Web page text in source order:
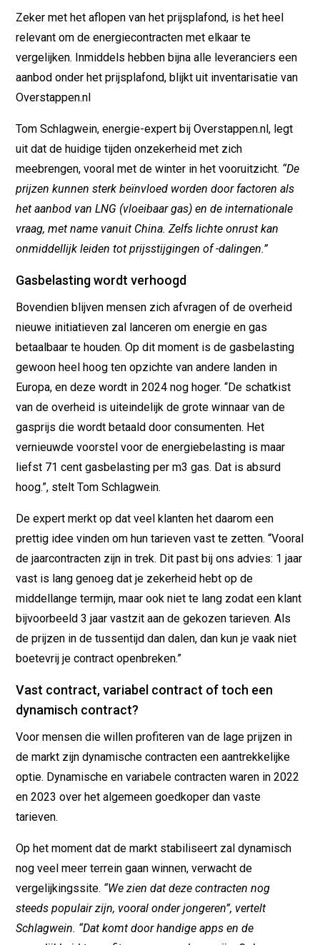
Zeker met het aflopen van het prijsplafond, is het heel
relevant om de energiecontracten met elkaar te
vergelijken. Inmiddels hebben bijna alle leveranciers een
aanbod onder het prijsplafond, blijkt uit inventarisatie van
Overstappen.nl
Tom Schlagwein, energie-expert bij Overstappen.nl, legt
uit dat de huidige tijden onzekerheid met zich
meebrengen, vooral met de winter in het vooruitzicht. “De
prijzen kunnen sterk beïnvloed worden door factoren als
het aanbod van LNG (vloeibaar gas) en de internationale
vraag, met name vanuit China. Zelfs lichte onrust kan
onmiddellijk leiden tot prijsstijgingen of -dalingen.”
Gasbelasting wordt verhoogd
Bovendien blijven mensen zich afvragen of de overheid
nieuwe initiatieven zal lanceren om energie en gas
betaalbaar te houden. Op dit moment is de gasbelasting
gewoon heel hoog ten opzichte van andere landen in
Europa, en deze wordt in 2024 nog hoger. “De schatkist
van de overheid is uiteindelijk de grote winnaar van de
gasprijs die wordt betaald door consumenten. Het
vernieuwde voorstel voor de energiebelasting is maar
liefst 71 cent gasbelasting per m3 gas. Dat is absurd
hoog.”, stelt Tom Schlagwein.
De expert merkt op dat veel klanten het daarom een
prettig idee vinden om hun tarieven vast te zetten. “Vooral
de jaarcontracten zijn in trek. Dit past bij ons advies: 1 jaar
vast is lang genoeg dat je zekerheid hebt op de
middellange termijn, maar ook niet te lang zodat een klant
bijvoorbeeld 3 jaar vastzit aan de gekozen tarieven. Als
de prijzen in de tussentijd dan dalen, dan kun je vaak niet
boetevrij je contract openbreken.”
Vast contract, variabel contract of toch een
dynamisch contract?
Voor mensen die willen profiteren van de lage prijzen in
de markt zijn dynamische contracten een aantrekkelijke
optie. Dynamische en variabele contracten waren in 2022
en 2023 over het algemeen goedkoper dan vaste
tarieven.
Op het moment dat de markt stabiliseert zal dynamisch
nog veel meer terrein gaan winnen, verwacht de
vergelijkingssite. “We zien dat deze contracten nog
steeds populair zijn, vooral onder jongeren”, vertelt
Schlagwein. “Dat komt door handige apps en de